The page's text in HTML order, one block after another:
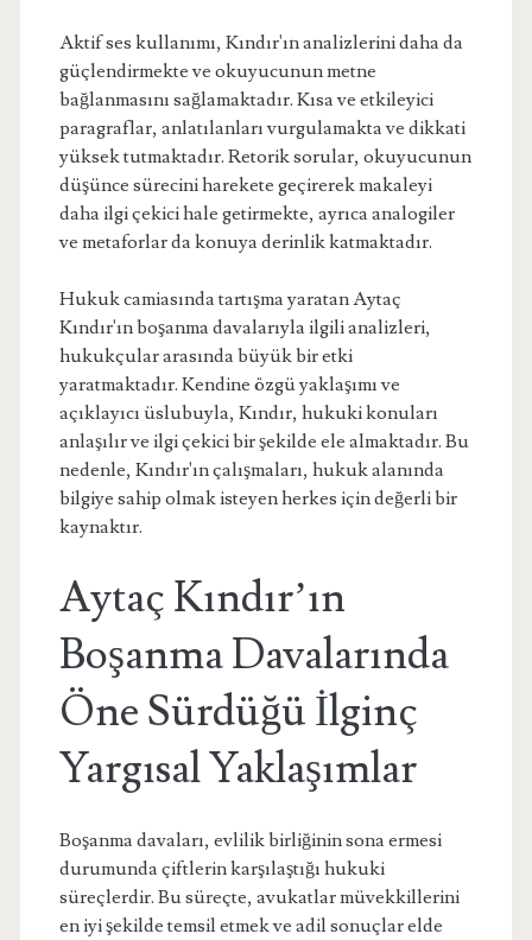
Aktif ses kullanımı, Kındır'ın analizlerini daha da
güçlendirmekte ve okuyucunun metne
bağlanmasını sağlamaktadır. Kısa ve etkileyici
paragraflar, anlatılanları vurgulamakta ve dikkati
yüksek tutmaktadır. Retorik sorular, okuyucunun
düşünce sürecini harekete geçirerek makaleyi
daha ilgi çekici hale getirmekte, ayrıca analogiler
ve metaforlar da konuya derinlik katmaktadır.
Hukuk camiasında tartışma yaratan Aytaç
Kındır'ın boşanma davalarıyla ilgili analizleri,
hukukçular arasında büyük bir etki
yaratmaktadır. Kendine özgü yaklaşımı ve
açıklayıcı üslubuyla, Kındır, hukuki konuları
anlaşılır ve ilgi çekici bir şekilde ele almaktadır. Bu
nedenle, Kındır'ın çalışmaları, hukuk alanında
bilgiye sahip olmak isteyen herkes için değerli bir
kaynaktır.
Aytaç Kındır’ın
Boşanma Davalarında
Öne Sürdüğü İlginç
Yargısal Yaklaşımlar
Boşanma davaları, evlilik birliğinin sona ermesi
durumunda çiftlerin karşılaştığı hukuki
süreçlerdir. Bu süreçte, avukatlar müvekkillerini
en iyi şekilde temsil etmek ve adil sonuçlar elde